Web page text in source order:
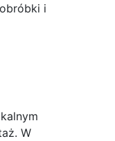
i
W